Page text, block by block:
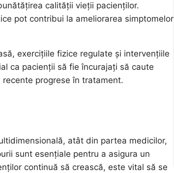
calității vieții pacienților.
pot contribui la ameliorarea simptomelor
exercițiile fizice regulate și intervențiile
ca pacienții să fie încurajați să caute
progrese în tratament.
atât din partea medicilor,
sunt esențiale pentru a asigura un
continuă să crească, este vital să se